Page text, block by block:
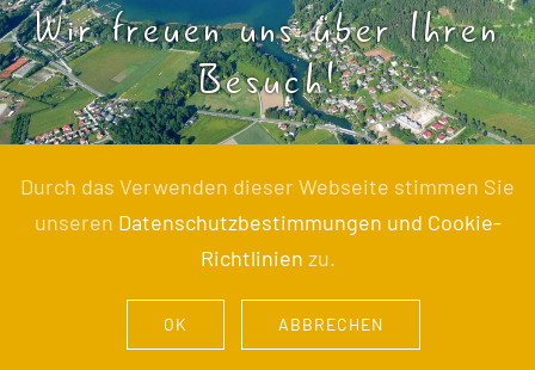
Wir freuen uns über Ihren
Besuch!
© 2023 Pension Strauß
Durch das Verwenden dieser Webseite stimmen Sie
unseren Datenschutzbestimmungen und Cookie-
Richtlinien zu.
OK ABBRECHEN